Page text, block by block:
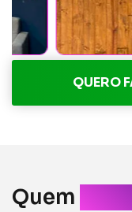
QUERO
Quem